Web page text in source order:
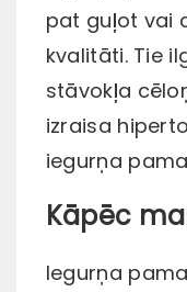
pat guļot vai
kvalitāti. Tie
stāvokļa
izraisa
iegurņa
Kāpēc
Iegurņa